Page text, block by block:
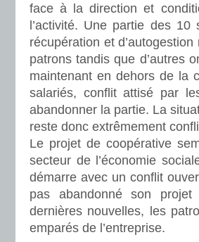
face à la direction et
l’activité. Une partie des
récupération et
patrons tandis que d’autres
maintenant en dehors de la
salariés, conflit attisé par
abandonner la partie. La
reste donc extrêmement
Le projet de coopérative
secteur de l’économie
démarre avec un conflit
pas abandonné son projet
dernières nouvelles, les
emparés de l’entreprise.